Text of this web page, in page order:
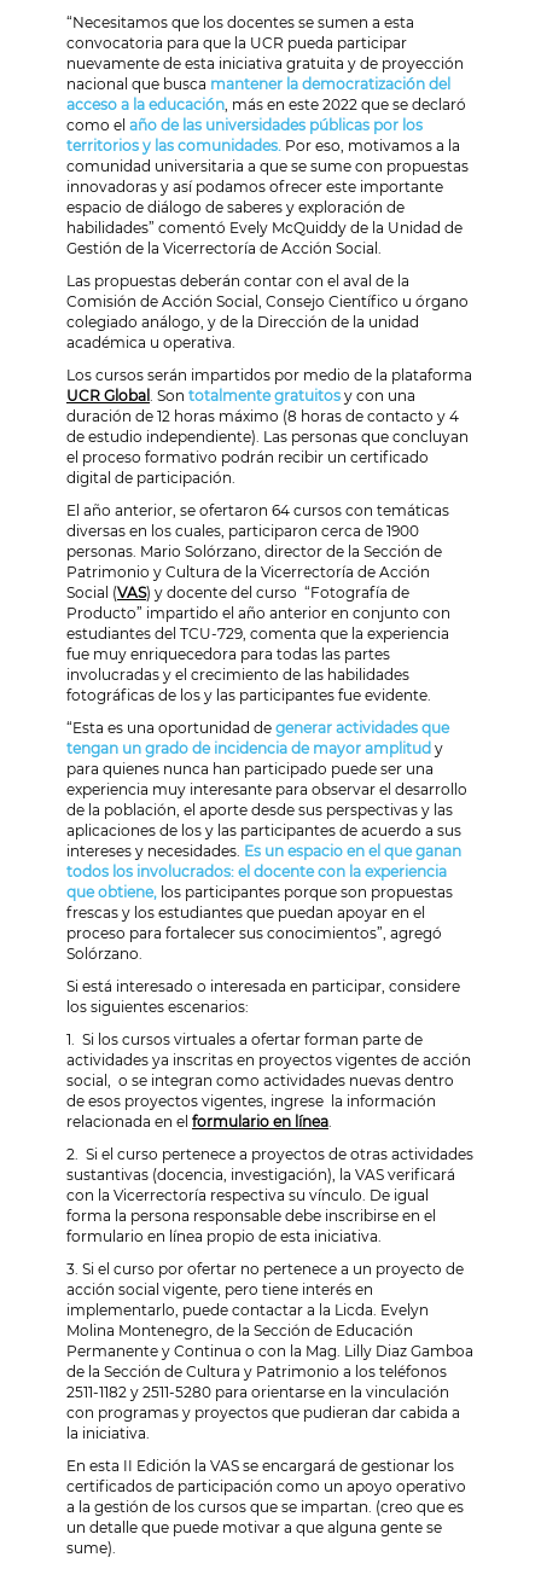
“Necesitamos que los docentes se sumen a esta
convocatoria para que la UCR pueda participar
nuevamente de esta iniciativa gratuita y de proyección
nacional que busca mantener la democratización del
acceso a la educación , más en este 2022 que se declaró
como el año de las universidades públicas por los
territorios y las comunidades. Por eso, motivamos a la
comunidad universitaria a que se sume con propuestas
innovadoras y así podamos ofrecer este importante
espacio de diálogo de saberes y exploración de
habilidades” comentó Evely McQuiddy de la Unidad de
Gestión de la Vicerrectoría de Acción Social.
Las propuestas deberán contar con el aval de la
Comisión de Acción Social, Consejo Científico u órgano
colegiado análogo, y de la Dirección de la unidad
académica u operativa.
Los cursos serán impartidos por medio de la plataforma
UCR Global . Son totalmente gratuitos y con una
duración de 12 horas máximo (8 horas de contacto y 4
de estudio independiente). Las personas que concluyan
el proceso formativo podrán recibir un certificado
digital de participación.
El año anterior, se ofertaron 64 cursos con temáticas
diversas en los cuales, participaron cerca de 1900
personas. Mario Solórzano, director de la Sección de
Patrimonio y Cultura de la Vicerrectoría de Acción
Social (VAS) y docente del curso “Fotografía de
Producto” impartido el año anterior en conjunto con
estudiantes del TCU-729, comenta que la experiencia
fue muy enriquecedora para todas las partes
involucradas y el crecimiento de las habilidades
fotográficas de los y las participantes fue evidente.
“Esta es una oportunidad de generar actividades que
tengan un grado de incidencia de mayor amplitud y
para quienes nunca han participado puede ser una
experiencia muy interesante para observar el desarrollo
de la población, el aporte desde sus perspectivas y las
aplicaciones de los y las participantes de acuerdo a sus
intereses y necesidades. Es un espacio en el que ganan
todos los involucrados: el docente con la experiencia
que obtiene, los participantes porque son propuestas
frescas y los estudiantes que puedan apoyar en el
proceso para fortalecer sus conocimientos”, agregó
Solórzano.
Si está interesado o interesada en participar, considere
los siguientes escenarios:
1. Si los cursos virtuales a ofertar forman parte de
actividades ya inscritas en proyectos vigentes de acción
social, o se integran como actividades nuevas dentro
de esos proyectos vigentes, ingrese la información
relacionada en el formulario en línea
2. Si el curso pertenece a proyectos de otras actividades
sustantivas (docencia, investigación), la VAS verificará
con la Vicerrectoría respectiva su vínculo. De igual
forma la persona responsable debe inscribirse en el
formulario en línea propio de esta iniciativa.
3. Si el curso por ofertar no pertenece a un proyecto de
acción social vigente, pero tiene interés en
implementarlo, puede contactar a la Licda. Evelyn
Molina Montenegro, de la Sección de Educación
Permanente y Continua o con la Mag. Lilly Diaz Gamboa
de la Sección de Cultura y Patrimonio a los teléfonos
2511-1182 y 2511-5280 para orientarse en la vinculación
con programas y proyectos que pudieran dar cabida a
la iniciativa.
En esta II Edición la VAS se encargará de gestionar los
certificados de participación como un apoyo operativo
a la gestión de los cursos que se impartan. (creo que es
un detalle que puede motivar a que alguna gente se
sume).